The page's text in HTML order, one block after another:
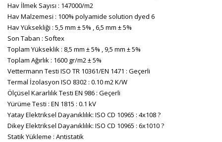
Hav İlmek Sayısı : 147000/m2
Hav Malzemesi : 100% polyamide solution dyed 6
Hav Yüksekliği : 5,5 mm ± 5% , 6,5 mm ± 5%
Son Taban : Softex
Toplam Yükseklik : 8,5 mm ± 5% , 9,5 mm ± 5%
Toplam Ağırlık : 1600 gr/m2 ± 5%
Vettermann Testi ISO TR 10361/EN 1471 : Geçerli
Termal İzolasyon ISO 8302 : 0.10 m2 K/W
Ölçüsel Kararlılık Testi EN 986 : Geçerli
Yürüme Testi : EN 1815 : 0.1 kV
Yatay Elektriksel Dayanıklılık: ISO CD 10965 : 4x108 ?
Dikey Elektriksel Dayanıklılık: ISO CD 10965 : 6x1010 ?
Statik Yükleme : Antistatik